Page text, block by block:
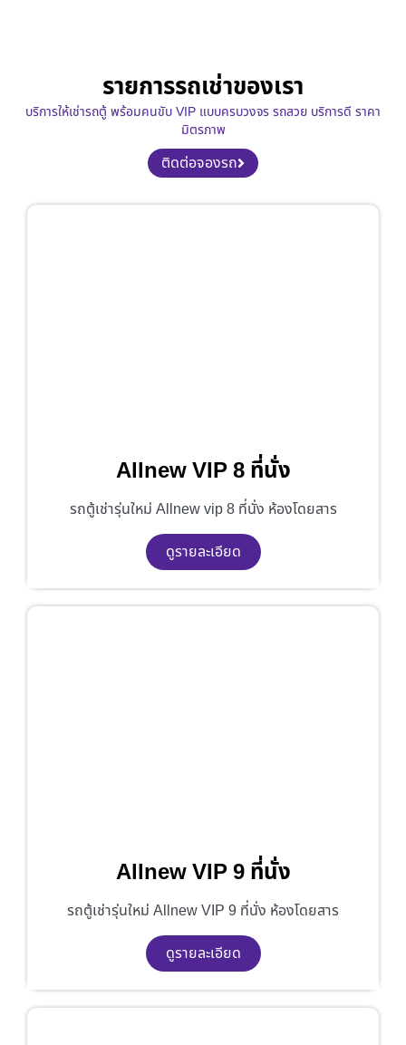
รายการรถเช่าของเรา
บริการให้เช่ารถตู้ พร้อมคนขับ VIP แบบครบวงจร รถสวย บริการดี ราคา
มิตรภาพ
ติดต่อจองรถ
Allnew VIP 8 ที่นั่ง
รถตู้เช่ารุ่นใหม่ Allnew vip 8 ที่นั่ง ห้องโดยสาร
ดูรายละเอียด
Allnew VIP 9 ที่นั่ง
รถตู้เช่ารุ่นใหม่ Allnew VIP 9 ที่นั่ง ห้องโดยสาร
ดูรายละเอียด